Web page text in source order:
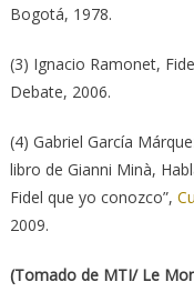
Bogotá, 1978.
(3) Ignacio Ramonet,
Debate, 2006.
(4) Gabriel García
libro de Gianni Minà,
Fidel que yo conozco”,
2009.
(Tomado de MTI/ Le